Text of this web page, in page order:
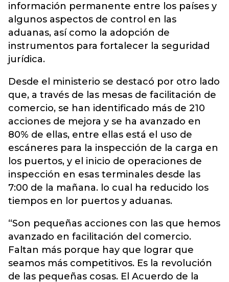
información permanente entre los países y
algunos aspectos de control en las
aduanas, así como la adopción de
instrumentos para fortalecer la seguridad
jurídica.
Desde el ministerio se destacó por otro lado
que, a través de las mesas de facilitación de
comercio, se han identificado más de 210
acciones de mejora y se ha avanzado en
80% de ellas, entre ellas está el uso de
escáneres para la inspección de la carga en
los puertos, y el inicio de operaciones de
inspección en esas terminales desde las
7:00 de la mañana. lo cual ha reducido los
tiempos en lor puertos y aduanas.
“Son pequeñas acciones con las que hemos
avanzado en facilitación del comercio.
Faltan más porque hay que lograr que
seamos más competitivos. Es la revolución
de las pequeñas cosas. El Acuerdo de la